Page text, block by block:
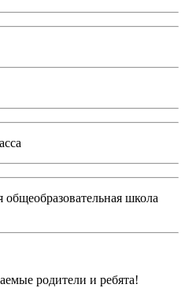
школа
родители и ребята!